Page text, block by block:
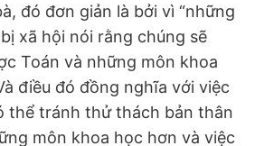
đó đơn giản là bởi vì “những
xã hội nói rằng chúng sẽ
Toán và những môn khoa
điều đó đồng nghĩa với việc
thể tránh thử thách bản thân
môn khoa học hơn và việc